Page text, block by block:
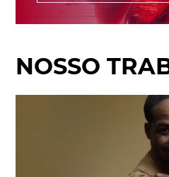
NOSSO